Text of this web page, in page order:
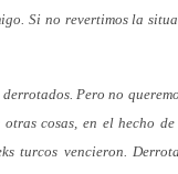
Si no revertimos la
Pero no
cosas, en el hecho de
turcos vencieron.